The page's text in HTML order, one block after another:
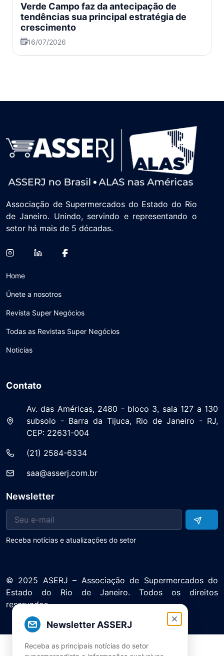
Verde Campo faz da antecipação de
tendências sua principal estratégia de
crescimento
16/07/2026
Newsletter ASSERJ
Receba as principais notícias do setor
Associação de Supermercados do Estado do Rio
de Janeiro. Unindo, servindo e representando o
setor há mais de 5 décadas.
Home
Únete a nosotros
Revista Super Negócios
Todas as Revistas Super Negócios
Noticias
Contato
Av. das Américas, 2480 - bloco 3, sala 127 a 130
subsolo - Barra da Tijuca, Rio de Janeiro - RJ,
CEP: 22631-004
(21) 2584-6334
saa@asserj.com.br
Newsletter
Receba notícias e atualizações do setor
© 2025 ASERJ – Associação de Supermercados do
Estado do Rio de Janeiro. Todos os direitos
reservados.
Política de Privacidade Termos de Uso